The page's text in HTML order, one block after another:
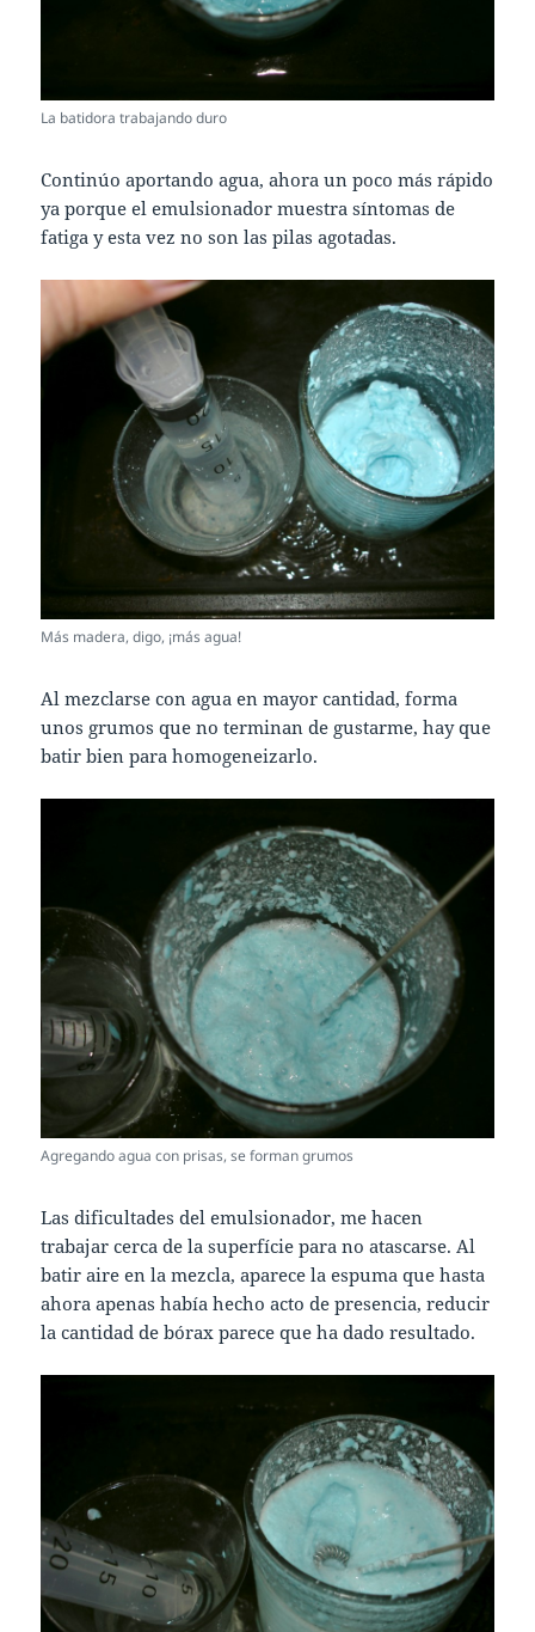
La batidora trabajando duro
Continúo aportando agua, ahora un poco más rápido
ya porque el emulsionador muestra síntomas de
fatiga y esta vez no son las pilas agotadas.
Más madera, digo, ¡más agua!
Al mezclarse con agua en mayor cantidad, forma
unos grumos que no terminan de gustarme, hay que
batir bien para homogeneizarlo.
Agregando agua con prisas, se forman grumos
Las dificultades del emulsionador, me hacen
trabajar cerca de la superfície para no atascarse. Al
batir aire en la mezcla, aparece la espuma que hasta
ahora apenas había hecho acto de presencia, reducir
la cantidad de bórax parece que ha dado resultado.